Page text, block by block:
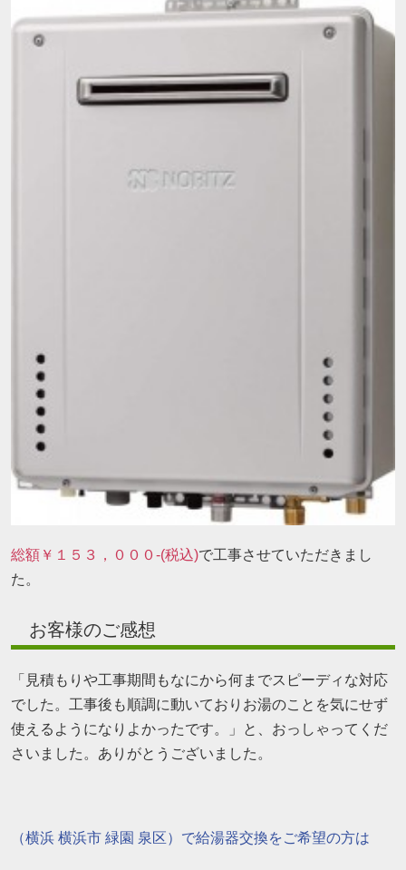
総額￥１５３，０００-(税込)で工事させていただきまし
た。
お客様のご感想
「見積もりや工事期間もなにから何までスピーディな対応
でした。工事後も順調に動いておりお湯のことを気にせず
使えるようになりよかったです。」と、おっしゃってくだ
さいました。ありがとうございました。
（横浜 横浜市 緑園 泉区）で給湯器交換をご希望の方は